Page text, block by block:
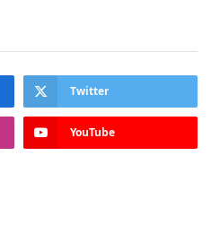
Twitter
YouTube